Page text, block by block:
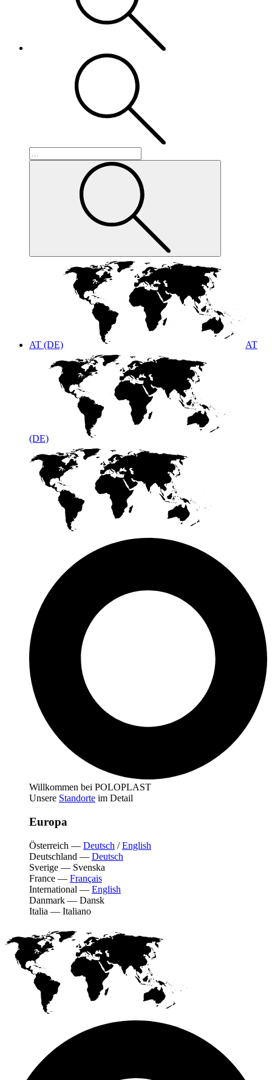
AT (DE) AT
(DE)
Willkommen bei POLOPLAST
Unsere Standorte im Detail
Europa
Österreich — Deutsch /English
Deutschland — Deutsch
Sverige — Svenska
France — Français
International — English
Danmark — Dansk
Italia — Italiano